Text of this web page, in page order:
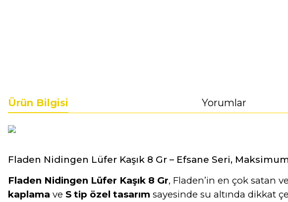
Ürün Bilgisi Yorumlar
Fladen Nidingen Lüfer Kaşık 8 Gr – Efsane Seri,
Fladen Nidingen Lüfer Kaşık 8 Gr, Fladen’in en çok satan
kaplama ve S tip özel tasarım sayesinde su altında dikkat